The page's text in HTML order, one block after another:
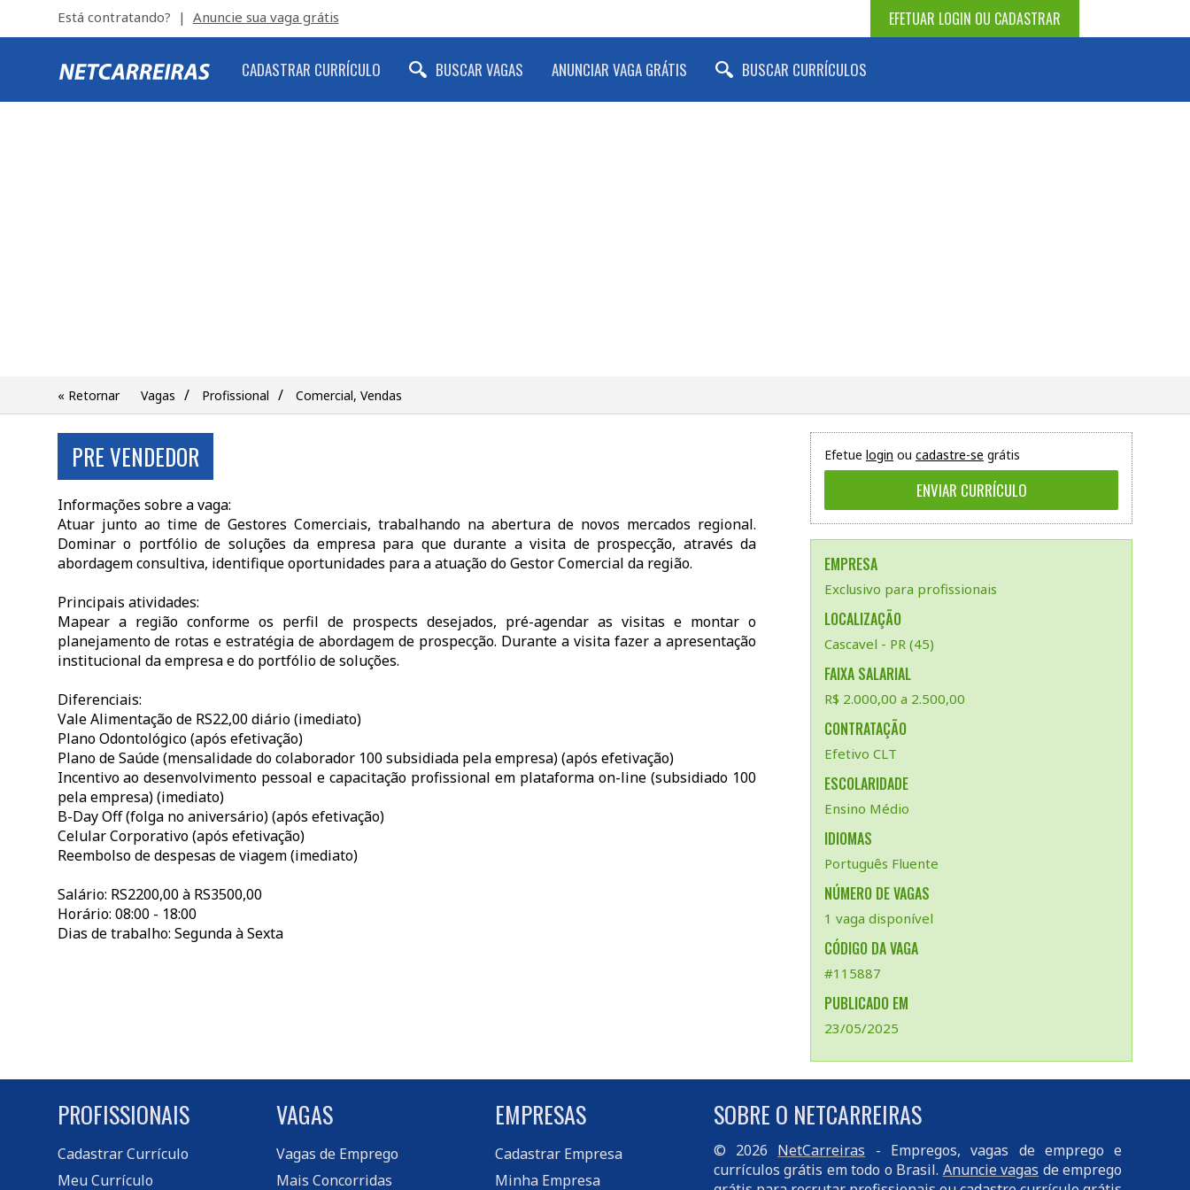
EFETUAR LOGIN OU CADASTRAR
Está contratando? | Anuncie sua vaga grátis
CADASTRAR CURRÍCULO BUSCAR VAGAS ANUNCIAR VAGA GRÁTIS BUSCAR CURRÍCULOS
« Retornar Vagas / Profissional / Comercial, Vendas
Efetue login ou cadastre-se grátis
EMPRESA
Exclusivo para profissionais
LOCALIZAÇÃO
Cascavel - PR (45)
FAIXA SALARIAL
R$ 2.000,00 a 2.500,00
CONTRATAÇÃO
Efetivo CLT
ESCOLARIDADE
Ensino Médio
IDIOMAS
Português Fluente
NÚMERO DE VAGAS
1 vaga disponível
CÓDIGO DA VAGA
#115887
PUBLICADO EM
23/05/2025
PRE VENDEDOR
Informações sobre a vaga:
Atuar junto ao time de Gestores Comerciais, trabalhando na abertura de novos mercados regional.
Dominar o portfólio de soluções da empresa para que durante a visita de prospecção, através da
abordagem consultiva, identifique oportunidades para a atuação do Gestor Comercial da região.
Principais atividades:
Mapear a região conforme os perfil de prospects desejados, pré-agendar as visitas e montar o
planejamento de rotas e estratégia de abordagem de prospecção. Durante a visita fazer a apresentação
institucional da empresa e do portfólio de soluções.
Diferenciais:
Vale Alimentação de RS22,00 diário (imediato)
Plano Odontológico (após efetivação)
Plano de Saúde (mensalidade do colaborador 100 subsidiada pela empresa) (após efetivação)
Incentivo ao desenvolvimento pessoal e capacitação profissional em plataforma on-line (subsidiado 100
pela empresa) (imediato)
B-Day Off (folga no aniversário) (após efetivação)
Celular Corporativo (após efetivação)
Reembolso de despesas de viagem (imediato)
Salário: RS2200,00 à RS3500,00
Horário: 08:00 - 18:00
Dias de trabalho: Segunda à Sexta
PROFISSIONAIS
Cadastrar Currículo
Meu Currículo
VAGAS
Vagas de Emprego
Mais Concorridas
EMPRESAS
Cadastrar Empresa
Minha Empresa
SOBRE O NETCARREIRAS
© 2026 NetCarreiras - Empregos, vagas de emprego e
currículos grátis em todo o Brasil. Anuncie vagas de emprego